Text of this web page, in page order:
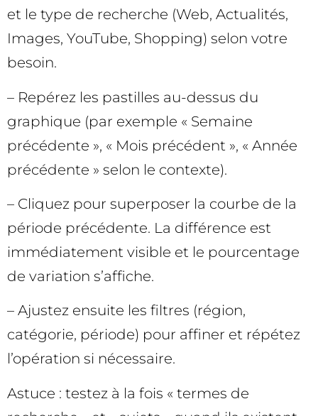
et le type de recherche (Web, Actualités,
Images, YouTube, Shopping) selon votre
besoin.
– Repérez les pastilles au-dessus du
graphique (par exemple « Semaine
précédente », « Mois précédent », « Année
précédente » selon le contexte).
– Cliquez pour superposer la courbe de la
période précédente. La différence est
immédiatement visible et le pourcentage
de variation s’affiche.
– Ajustez ensuite les filtres (région,
catégorie, période) pour affiner et répétez
l’opération si nécessaire.
Astuce : testez à la fois « termes de